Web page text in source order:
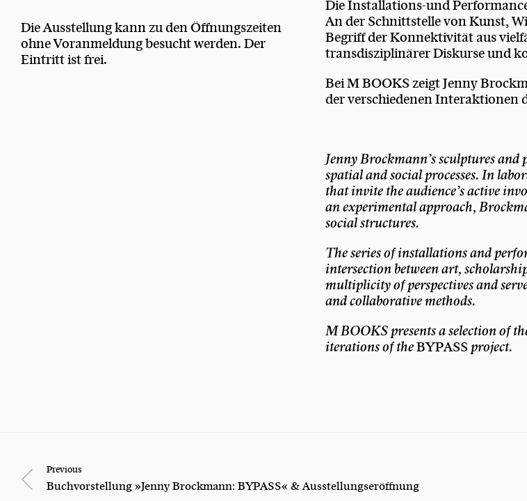
Die Ausstellung kann zu den Öffnungszeiten
ohne Voranmeldung besucht werden. Der
Eintritt ist frei.
Die Installations-und
An der Schnittstelle von Kunst,
Begriff der Konnektivität aus
transdisziplinärer Diskurse und
Bei M BOOKS zeigt Jenny
der verschiedenen Interaktionen
Jenny Brockmann’s sculptures
spatial and social processes. In
that invite the audience’s active
an experimental approach,
social structures.
The series of installations and
intersection between art,
multiplicity of perspectives and
and collaborative methods.
M BOOKS presents a selection of
iterations of theBYPASS project.
Previous
Buchvorstellung »Jenny Brockmann: BYPASS« & Ausstellungseröffnung